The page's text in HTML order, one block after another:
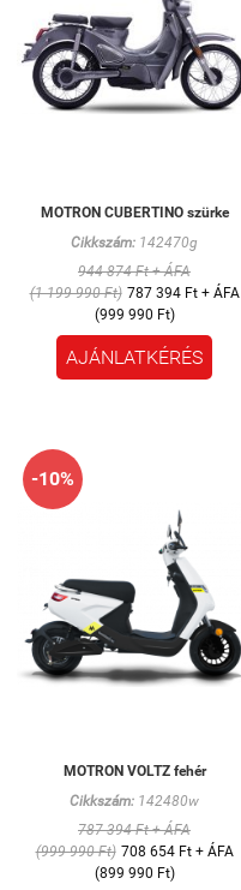
MOTRON CUBERTINO szürke
Cikkszám: 142470g
944 874 Ft + ÁFA
(1 199 990 Ft) 787 394 Ft + ÁFA
(999 990 Ft)
AJÁNLATKÉRÉS
-10%
MOTRON VOLTZ fehér
Cikkszám: 142480w
787 394 Ft + ÁFA
(999 990 Ft) 708 654 Ft + ÁFA
(899 990 Ft)